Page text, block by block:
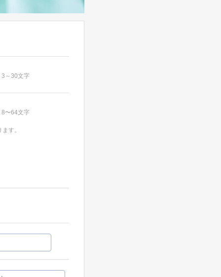
～30文字
〜64文字
す。